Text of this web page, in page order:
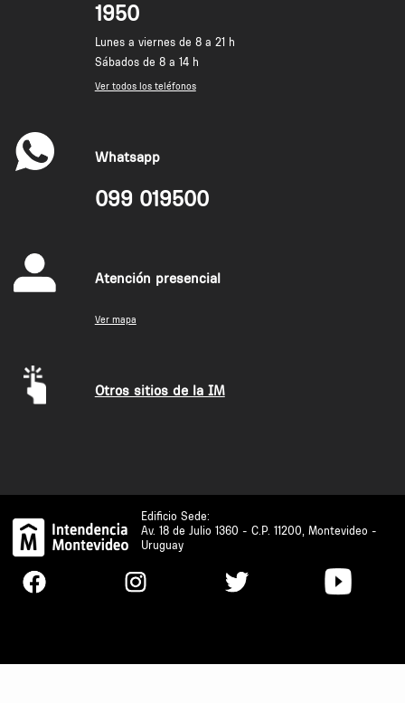
1950
Lunes a viernes de 8 a 21 h
Sábados de 8 a 14 h
Ver todos los teléfonos
Whatsapp
099 019500
Atención presencial
Ver mapa
Otros sitios de la IM
Edificio Sede:
Av. 18 de Julio 1360 - C.P. 11200, Montevideo -
Uruguay